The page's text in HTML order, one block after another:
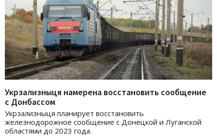
Укрзализныця намерена восстановить сообщение
с Донбассом
Укрзализныця планирует восстановить
железнодорожное сообщение с Донецкой и Луганской
областями до 2023 года.